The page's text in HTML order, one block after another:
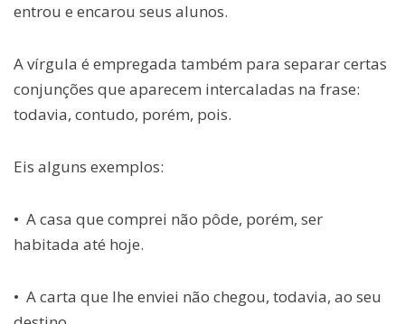
entrou e encarou seus alunos.
A vírgula é empregada também para separar certas
conjunções que aparecem intercaladas na frase:
todavia, contudo, porém, pois.
Eis alguns exemplos:
• A casa que comprei não pôde, porém, ser
habitada até hoje.
• A carta que lhe enviei não chegou, todavia, ao seu